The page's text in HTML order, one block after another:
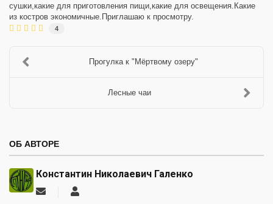
сушки,какие для приготовления пищи,какие для освещения.Какие
из костров экономичные.Приглашаю к просмотру.
4
Прогулка к "Мёртвому озеру"
Лесные чаи
ОБ АВТОРЕ
Константин Николаевич Галенко
Подписаться